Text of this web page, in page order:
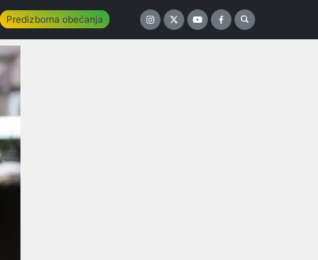
Predizborna obećanja